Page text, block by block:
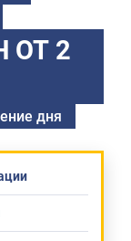
ОТ 2
дня